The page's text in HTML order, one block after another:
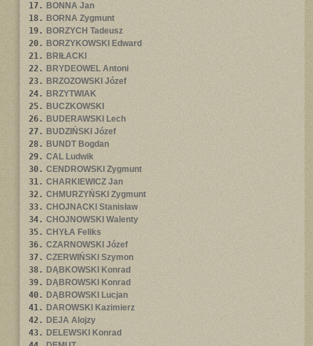
17. BONNA Jan
18. BORNA Zygmunt
19. BORZYCH Tadeusz
20. BORZYKOWSKI Edward
21. BRIŁACKI
22. BRYDEOWEL Antoni
23. BRZOZOWSKI Józef
24. BRZYTWIAK
25. BUCZKOWSKI
26. BUDERAWSKI Lech
27. BUDZIŃSKI Józef
28. BUNDT Bogdan
29. CAL Ludwik
30. CENDROWSKI Zygmunt
31. CHARKIEWICZ Jan
32. CHMURZYŃSKI Zygmunt
33. CHOJNACKI Stanisław
34. CHOJNOWSKI Walenty
35. CHYŁA Feliks
36. CZARNOWSKI Józef
37. CZERWIŃSKI Szymon
38. DĄBKOWSKI Konrad
39. DĄBROWSKI Konrad
40. DĄBROWSKI Lucjan
41. DAROWSKI Kazimierz
42. DEJA Alojzy
43. DELEWSKI Konrad